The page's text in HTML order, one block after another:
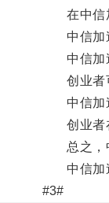
在中信加
中信加速
中信加速
创业者可
中信加速
创业者在
总之，中
中信加速
#3#